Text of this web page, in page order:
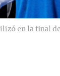
en la final